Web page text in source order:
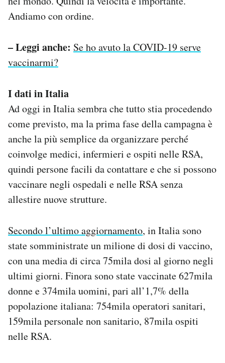
Andiamo con ordine.
– Leggi anche: Se ho avuto la COVID-19 serve
vaccinarmi?
I dati in Italia
Ad oggi in Italia sembra che tutto stia procedendo
come previsto, ma la prima fase della campagna è
anche la più semplice da organizzare perché
coinvolge medici, infermieri e ospiti nelle RSA,
quindi persone facili da contattare e che si possono
vaccinare negli ospedali e nelle RSA senza
allestire nuove strutture.
Secondo l’ultimo aggiornamento, in Italia sono
state somministrate un milione di dosi di vaccino,
con una media di circa 75mila dosi al giorno negli
ultimi giorni. Finora sono state vaccinate 627mila
donne e 374mila uomini, pari all’1,7% della
popolazione italiana: 754mila operatori sanitari,
159mila personale non sanitario, 87mila ospiti
nelle RSA.